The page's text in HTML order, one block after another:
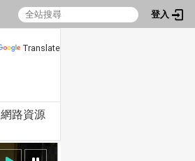
登入
Translate
網路資源